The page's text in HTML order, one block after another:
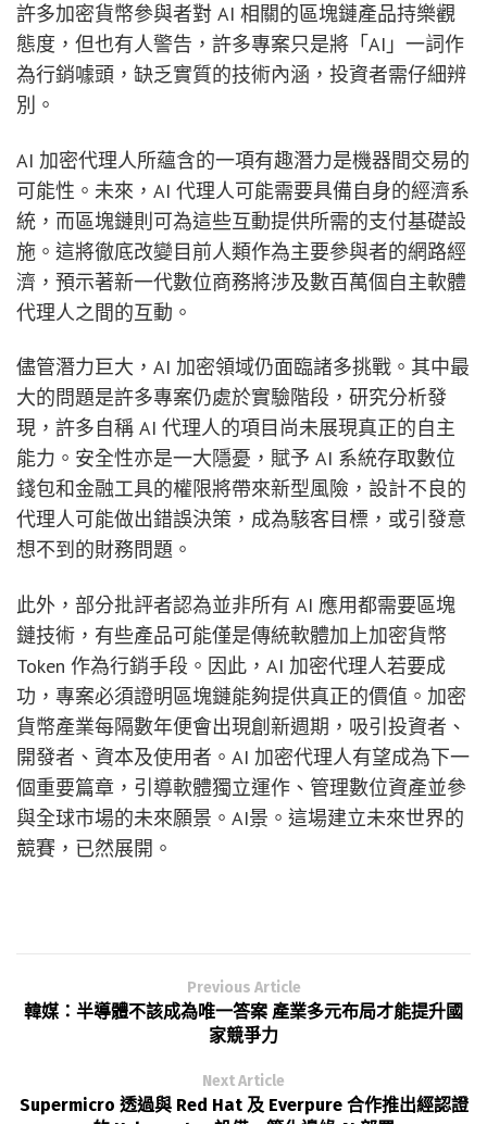
許多加密貨幣參與者對 AI 相關的區塊鏈產品持樂觀
態度，但也有人警告，許多專案只是將「AI」一詞作
為行銷噱頭，缺乏實質的技術內涵，投資者需仔細辨
別。
AI 加密代理人所蘊含的一項有趣潛力是機器間交易的
可能性。未來，AI 代理人可能需要具備自身的經濟系
統，而區塊鏈則可為這些互動提供所需的支付基礎設
施。這將徹底改變目前人類作為主要參與者的網路經
濟，預示著新一代數位商務將涉及數百萬個自主軟體
代理人之間的互動。
儘管潛力巨大，AI 加密領域仍面臨諸多挑戰。其中最
大的問題是許多專案仍處於實驗階段，研究分析發
現，許多自稱 AI 代理人的項目尚未展現真正的自主
能力。安全性亦是一大隱憂，賦予 AI 系統存取數位
錢包和金融工具的權限將帶來新型風險，設計不良的
代理人可能做出錯誤決策，成為駭客目標，或引發意
想不到的財務問題。
此外，部分批評者認為並非所有 AI 應用都需要區塊
鏈技術，有些產品可能僅是傳統軟體加上加密貨幣
Token 作為行銷手段。因此，AI 加密代理人若要成
功，專案必須證明區塊鏈能夠提供真正的價值。加密
貨幣產業每隔數年便會出現創新週期，吸引投資者、
開發者、資本及使用者。AI 加密代理人有望成為下一
個重要篇章，引導軟體獨立運作、管理數位資產並參
與全球市場的未來願景。AI景。這場建立未來世界的
競賽，已然展開。
Previous Article
韓媒：半導體不該成為唯一答案 產業多元布局才能提升國
家競爭力
Next Article
Supermicro 透過與 Red Hat 及 Everpure 合作推出經認證